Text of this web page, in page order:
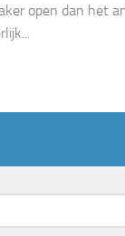
open dan het